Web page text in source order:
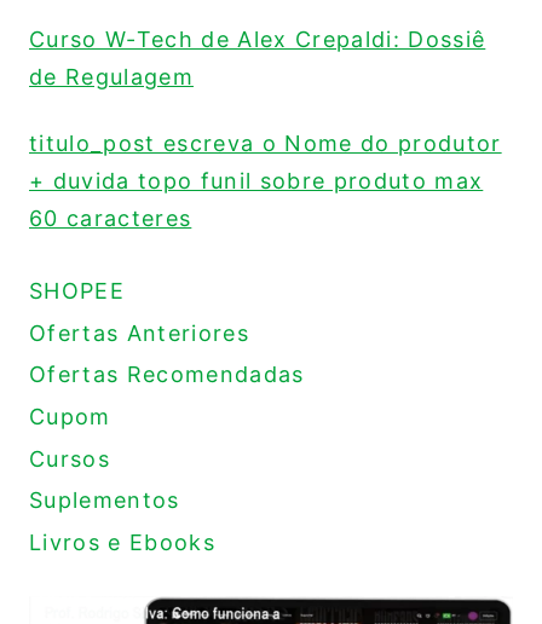
Curso W-Tech de Alex Crepaldi: Dossiê
de Regulagem
titulo_post escreva o Nome do produtor
+ duvida topo funil sobre produto max
60 caracteres
SHOPEE
Ofertas Anteriores
Ofertas Recomendadas
Cupom
Cursos
Suplementos
Livros e Ebooks